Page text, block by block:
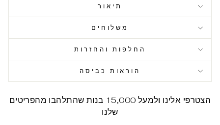
תיאור
משלוחים
החלפות והחזרות
הוראות כביסה
הצטרפי אלינו ולמעל 15,000 בנות שהתלהבו מהפריטים
שלנו